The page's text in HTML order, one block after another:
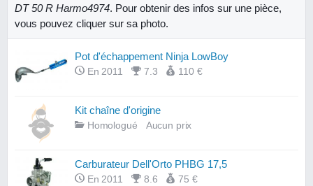
DT 50 R Harmo4974. Pour obtenir des infos sur une pièce,
vous pouvez cliquer sur sa photo.
Pot d'échappement Ninja LowBoy
En 2011 7.3 110 €
Kit chaîne d'origine
Homologué Aucun prix
Carburateur Dell'Orto PHBG 17,5
En 2011 8.6 75 €